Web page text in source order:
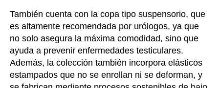
También cuenta con la copa tipo suspensorio, que
es altamente recomendada por urólogos, ya que
no solo asegura la máxima comodidad, sino que
ayuda a prevenir enfermedades testiculares.
Además, la colección también incorpora elásticos
estampados que no se enrollan ni se deforman, y